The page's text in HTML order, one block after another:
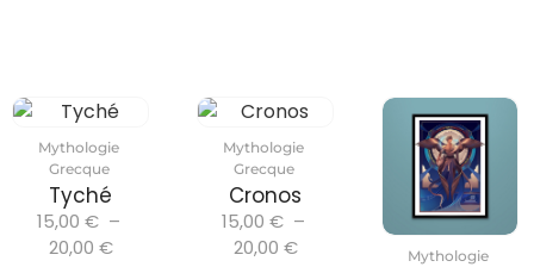
Mythologie
Grecque
Tyché
15,00 € –
20,00 €
Mythologie
Grecque
Cronos
15,00 € –
20,00 €
Mythologie